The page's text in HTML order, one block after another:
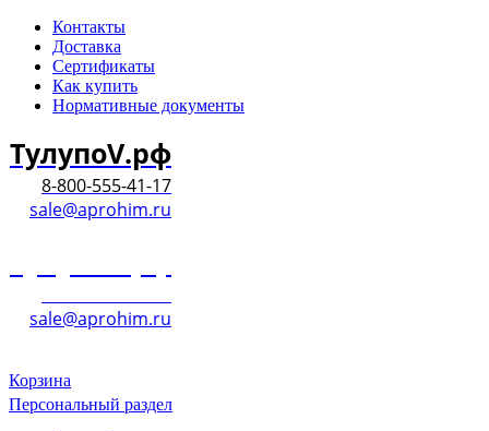
Контакты
Доставка
Сертификаты
Как купить
Нормативные документы
ТулупоV.рф
8-800-555-41-17
sale@aprohim.ru
sale@aprohim.ru
Корзина
Персональный раздел